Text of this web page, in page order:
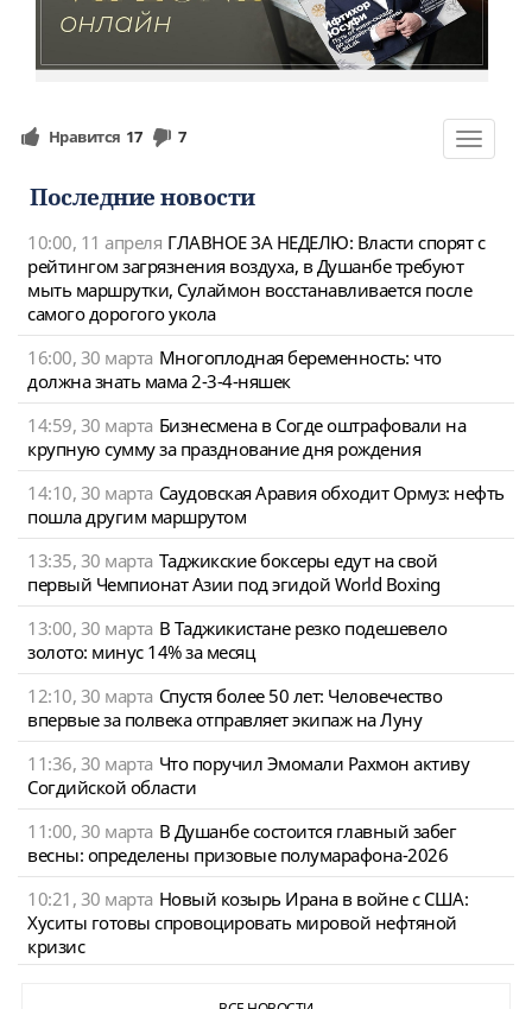
Toggle
Нравится 17 7
Последние новости
10:00, 11 апреля ГЛАВНОЕ ЗА НЕДЕЛЮ: Власти спорят с
рейтингом загрязнения воздуха, в Душанбе требуют
мыть маршрутки, Сулаймон восстанавливается после
самого дорогого укола
16:00, 30 марта Многоплодная беременность: что
должна знать мама 2-3-4-няшек
14:59, 30 марта Бизнесмена в Согде оштрафовали на
крупную сумму за празднование дня рождения
14:10, 30 марта Саудовская Аравия обходит Ормуз: нефть
пошла другим маршрутом
13:35, 30 марта Таджикские боксеры едут на свой
первый Чемпионат Азии под эгидой World Boxing
13:00, 30 марта В Таджикистане резко подешевело
золото: минус 14% за месяц
12:10, 30 марта Спустя более 50 лет: Человечество
впервые за полвека отправляет экипаж на Луну
11:36, 30 марта Что поручил Эмомали Рахмон активу
Согдийской области
11:00, 30 марта В Душанбе состоится главный забег
весны: определены призовые полумарафона-2026
10:21, 30 марта Новый козырь Ирана в войне с США:
Хуситы готовы спровоцировать мировой нефтяной
кризис